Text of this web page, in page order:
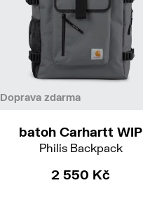
Doprava zdarma
batoh Carhartt WIP
Philis Backpack
2 550 Kč